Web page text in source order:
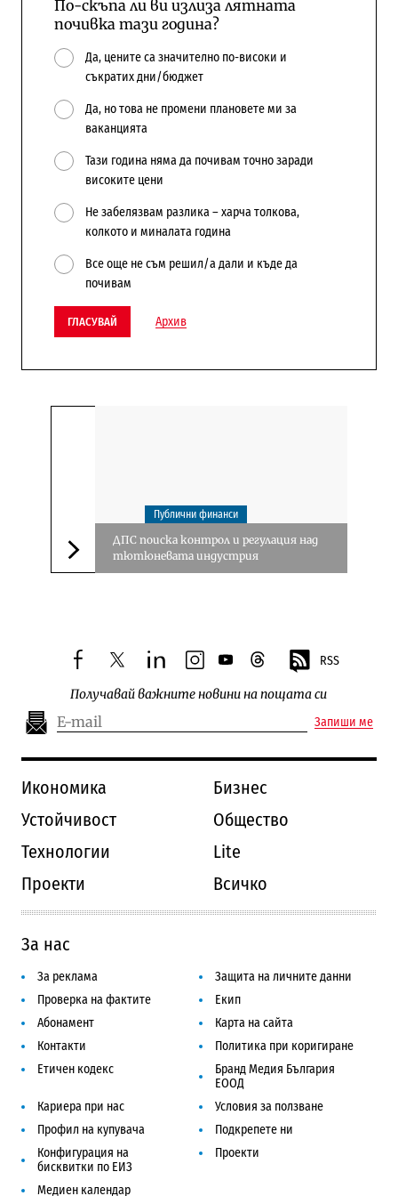
По-скъпа ли ви излиза лятната
почивка тази година?
Да, цените са значително по-високи и
съкратих дни/бюджет
Да, но това не промени плановете ми за
ваканцията
Тази година няма да почивам точно заради
високите цени
Не забелязвам разлика – харча толкова,
колкото и миналата година
Все още не съм решил/а дали и къде да
почивам
ГЛАСУВАЙ Архив
Следваща новина
Публични финанси
ДПС поиска контрол и регулация над
тютюневата индустрия
facebooktwitterlinkedininstagram
youtubethreads RSS
Получавай важните новини на пощата си
Запиши ме
Икономика
Бизнес
Устойчивост
Общество
Технологии
Lite
Проекти
Всичко
За нас
За реклама
Защита на личните данни
Проверка на фактите
Екип
Абонамент
Карта на сайта
Контакти
Политика при коригиране
Етичен кодекс
Бранд Медия България
ЕООД
Кариера при нас
Условия за ползване
Профил на купувача
Подкрепете ни
Конфигурация на
бисквитки по ЕИЗ
Проекти
Медиен календар